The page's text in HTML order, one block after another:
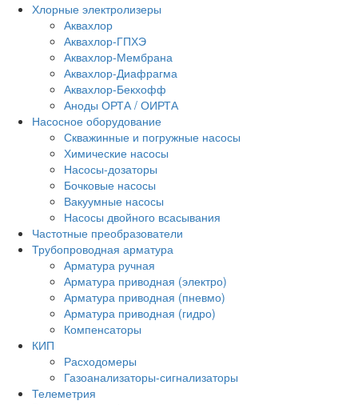
Хлорные электролизеры
Аквахлор
Аквахлор-ГПХЭ
Аквахлор-Мембрана
Аквахлор-Диафрагма
Аквахлор-Бекхофф
Аноды ОРТА / ОИРТА
Насосное оборудование
Скважинные и погружные насосы
Химические насосы
Насосы-дозаторы
Бочковые насосы
Вакуумные насосы
Насосы двойного всасывания
Частотные преобразователи
Трубопроводная арматура
Арматура ручная
Арматура приводная (электро)
Арматура приводная (пневмо)
Арматура приводная (гидро)
Компенсаторы
КИП
Расходомеры
Газоанализаторы-сигнализаторы
Телеметрия